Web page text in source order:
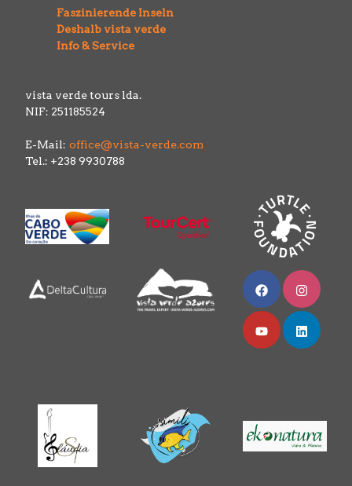
Faszinierende Inseln
Deshalb vista verde
Info & Service
vista verde tours lda.
NIF: 251185524
E-Mail: office@vista-verde.com
Tel.: +238 9930788